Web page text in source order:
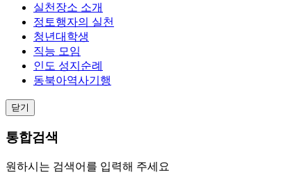
실천장소 소개
정토행자의 실천
청년대학생
직능 모임
인도 성지순례
동북아역사기행
닫기
통합검색
원하시는 검색어를 입력해 주세요